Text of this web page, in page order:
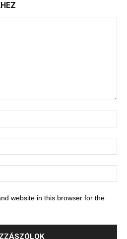
website in this browser for the